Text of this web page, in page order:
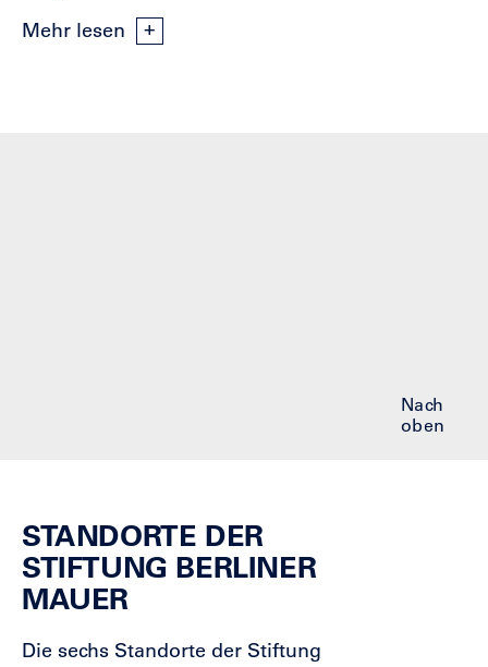
Mehr lesen
Nach
oben
STANDORTE DER
STIFTUNG BERLINER
MAUER
Die sechs Standorte der Stiftung